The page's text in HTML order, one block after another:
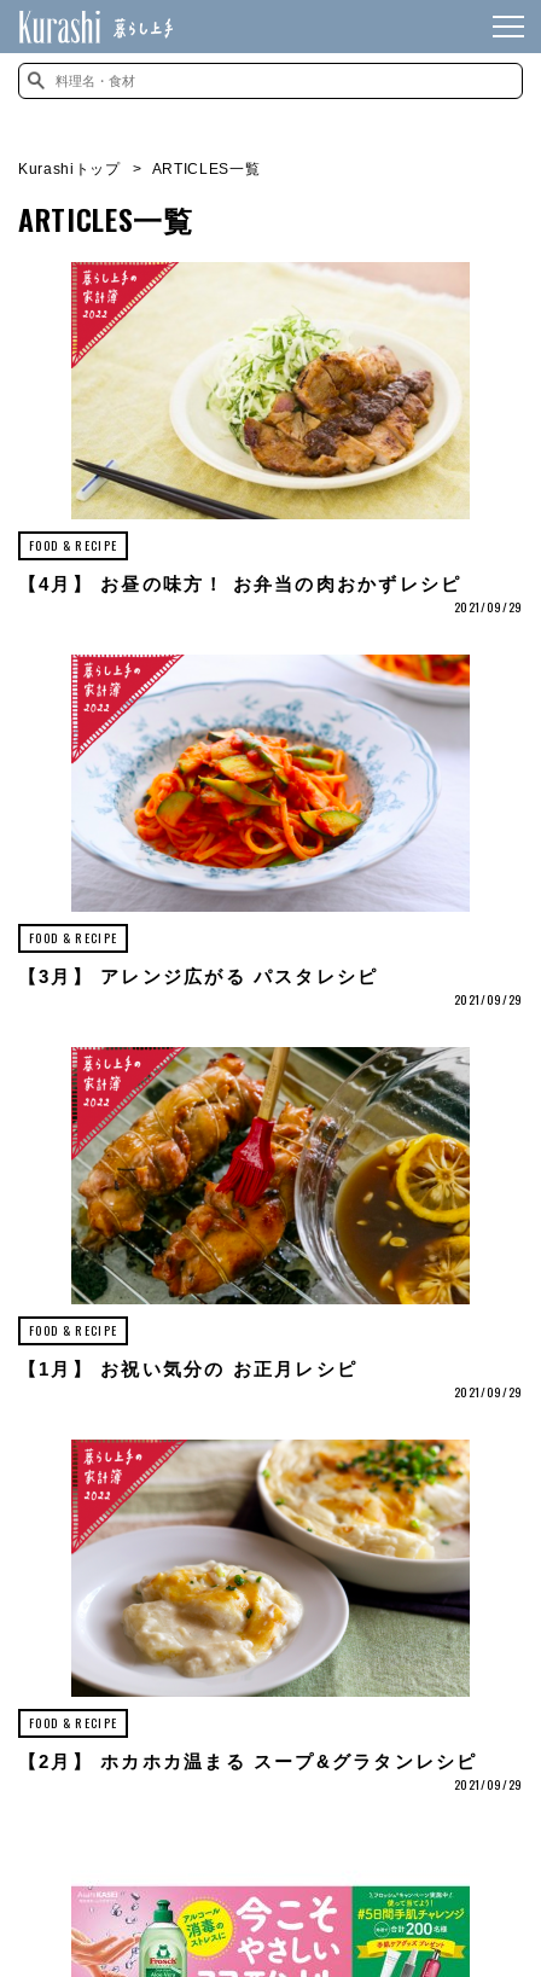
Kurashiトップ ARTICLES一覧
ARTICLES一覧
FOOD & RECIPE
【4月】 お昼の味方！ お弁当の肉おかずレシピ
2021/09/29
FOOD & RECIPE
【3月】 アレンジ広がる パスタレシピ
2021/09/29
FOOD & RECIPE
【1月】 お祝い気分の お正月レシピ
2021/09/29
FOOD & RECIPE
【2月】 ホカホカ温まる スープ&グラタンレシピ
2021/09/29